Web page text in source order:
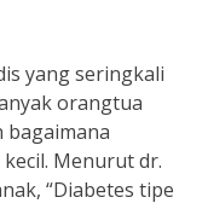
yang seringkali
orangtua
bagaimana
Menurut dr.
“Diabetes tipe